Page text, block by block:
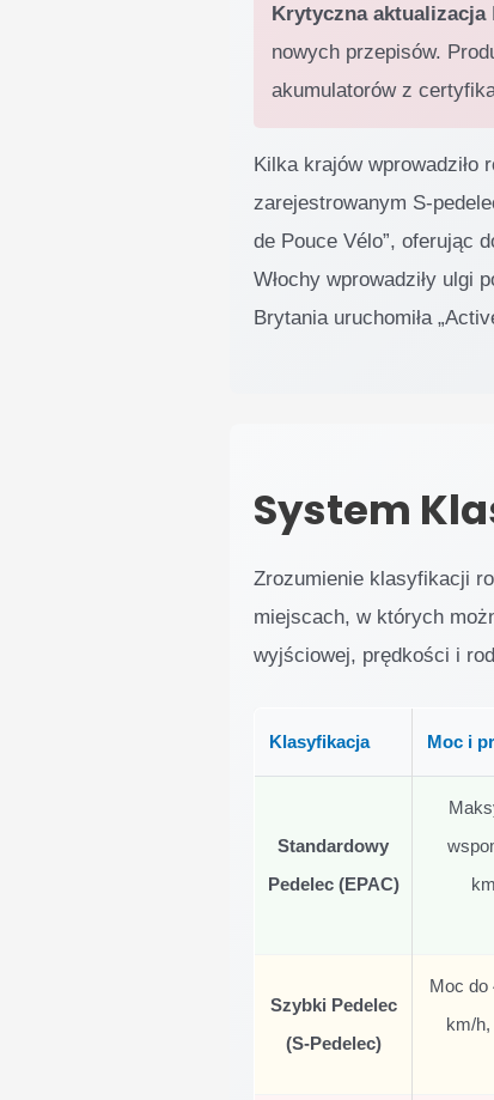
Krytyczna aktualizacja
nowych przepisów.
akumulatorów z
Kilka krajów wprowadziło
zarejestrowanym S-
de Pouce Vélo”, oferując
Włochy wprowadziły ulgi
Brytania uruchomiła
System
Zrozumienie klasyfikacji
miejscach, w których
wyjściowej, prędkości i
Klasyfikacja Moc i
Standardowy
Pedelec (EPAC)
Szybki Pedelec
(S-Pedelec)
Moc do
km/